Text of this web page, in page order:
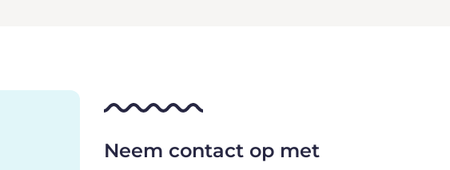
Neem contact op met